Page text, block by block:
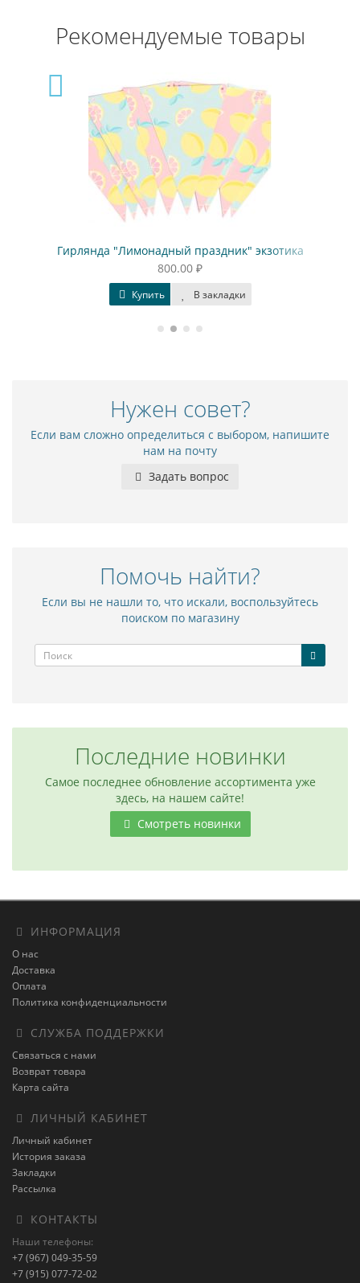
Рекомендуемые товары
Гирлянда "Лимонадный праздник" экзотика
800.00 ₽
Купить В закладки
Нужен совет?
Если вам сложно определиться с выбором, напишите
нам на почту
Задать вопрос
Помочь найти?
Если вы не нашли то, что искали, воспользуйтесь
поиском по магазину
Последние новинки
Самое последнее обновление ассортимента уже
здесь, на нашем сайте!
Смотреть новинки
ИНФОРМАЦИЯ
О нас
Доставка
Оплата
Политика конфиденциальности
СЛУЖБА ПОДДЕРЖКИ
Связаться с нами
Возврат товара
Карта сайта
ЛИЧНЫЙ КАБИНЕТ
Личный кабинет
История заказа
Закладки
Рассылка
КОНТАКТЫ
Наши телефоны:
+7 (967) 049-35-59
+7 (915) 077-72-02